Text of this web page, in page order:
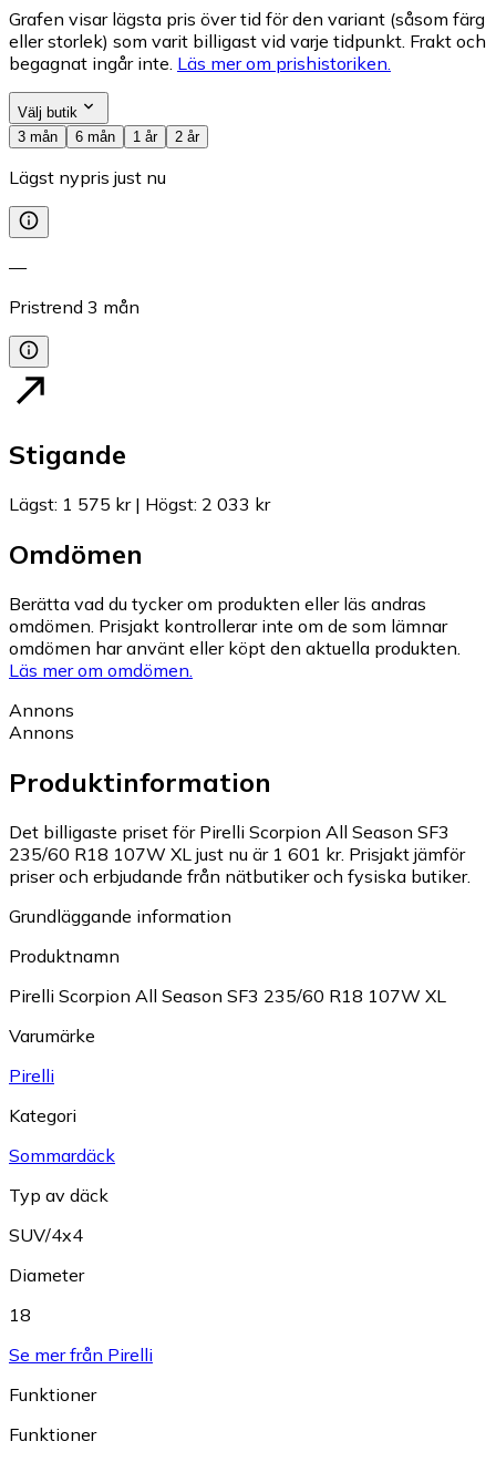
Grafen visar lägsta pris över tid för den variant (såsom färg
eller storlek) som varit billigast vid varje tidpunkt. Frakt och
begagnat ingår inte. Läs mer om prishistoriken.
Välj butik
3 mån
6 mån 1 år 2 år
Lägst nypris just nu
—
Pristrend 3 mån
Stigande
Lägst: 1 575 kr| Högst: 2 033 kr
Omdömen
Berätta vad du tycker om produkten eller läs andras
omdömen. Prisjakt kontrollerar inte om de som lämnar
omdömen har använt eller köpt den aktuella produkten.
Läs mer om omdömen.
Annons
Annons
Produktinformation
Det billigaste priset för Pirelli Scorpion All Season SF3
235/60 R18 107W XL just nu är 1 601 kr. Prisjakt jämför
priser och erbjudande från nätbutiker och fysiska butiker.
Grundläggande information
Produktnamn
Pirelli Scorpion All Season SF3 235/60 R18 107W XL
Varumärke
Pirelli
Kategori
Sommardäck
Typ av däck
SUV/4x4
Diameter
18
Se mer från Pirelli
Funktioner
Funktioner